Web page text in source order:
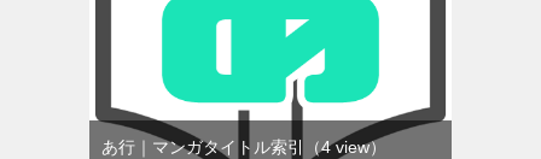
あ行｜マンガタイトル索引
（4 view）